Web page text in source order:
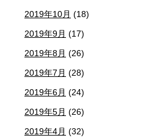
2019年10月 (18)
2019年9月 (17)
2019年8月 (26)
2019年7月 (28)
2019年6月 (24)
2019年5月 (26)
2019年4月 (32)